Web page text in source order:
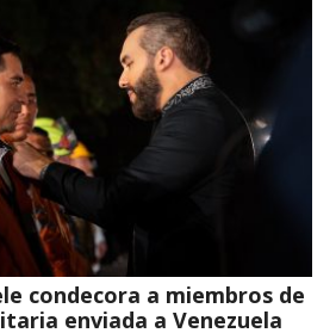
condecora a miembros de
enviada a Venezuela